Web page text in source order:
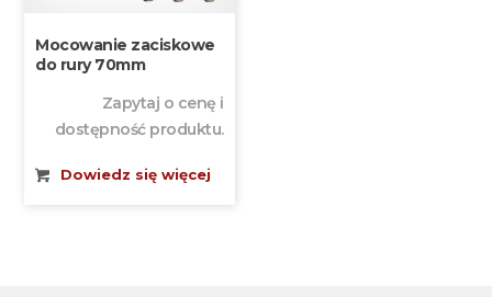
Mocowanie zaciskowe
do rury 70mm
Zapytaj o cenę i
dostępność produktu.
Dowiedz się więcej